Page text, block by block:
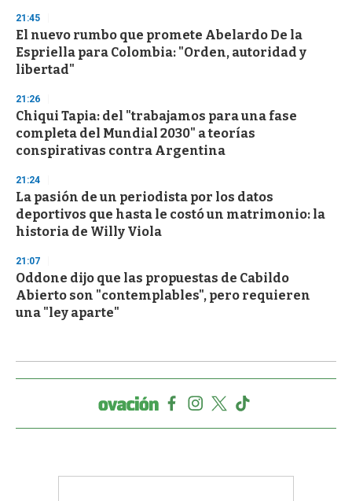
21:45
El nuevo rumbo que promete Abelardo De la
Espriella para Colombia: "Orden, autoridad y
libertad"
21:26
Chiqui Tapia: del "trabajamos para una fase
completa del Mundial 2030" a teorías
conspirativas contra Argentina
21:24
La pasión de un periodista por los datos
deportivos que hasta le costó un matrimonio: la
historia de Willy Viola
21:07
Oddone dijo que las propuestas de Cabildo
Abierto son "contemplables", pero requieren
una "ley aparte"